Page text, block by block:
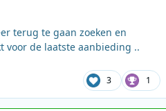
terug te gaan zoeken en
voor de laatste aanbieding ..
3 1